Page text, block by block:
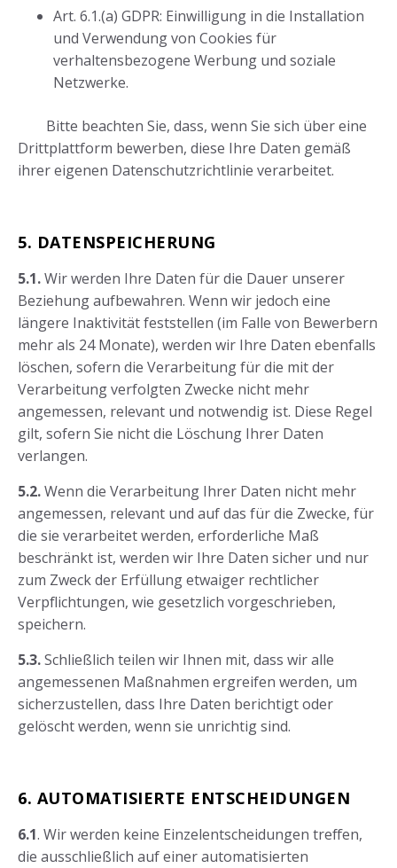
Art. 6.1.(a) GDPR: Einwilligung in die Installation
und Verwendung von Cookies für
verhaltensbezogene Werbung und soziale
Netzwerke.
Bitte beachten Sie, dass, wenn Sie sich über eine
Drittplattform bewerben, diese Ihre Daten gemäß
ihrer eigenen Datenschutzrichtlinie verarbeitet.
5. DATENSPEICHERUNG
5.1.Wir werden Ihre Daten für die Dauer unserer
Beziehung aufbewahren. Wenn wir jedoch eine
längere Inaktivität feststellen (im Falle von Bewerbern
mehr als 24 Monate), werden wir Ihre Daten ebenfalls
löschen, sofern die Verarbeitung für die mit der
Verarbeitung verfolgten Zwecke nicht mehr
angemessen, relevant und notwendig ist. Diese Regel
gilt, sofern Sie nicht die Löschung Ihrer Daten
verlangen.
5.2.Wenn die Verarbeitung Ihrer Daten nicht mehr
angemessen, relevant und auf das für die Zwecke, für
die sie verarbeitet werden, erforderliche Maß
beschränkt ist, werden wir Ihre Daten sicher und nur
zum Zweck der Erfüllung etwaiger rechtlicher
Verpflichtungen, wie gesetzlich vorgeschrieben,
speichern.
5.3.Schließlich teilen wir Ihnen mit, dass wir alle
angemessenen Maßnahmen ergreifen werden, um
sicherzustellen, dass Ihre Daten berichtigt oder
gelöscht werden, wenn sie unrichtig sind.
6. AUTOMATISIERTE ENTSCHEIDUNGEN
6.1. Wir werden keine Einzelentscheidungen treffen,
die ausschließlich auf einer automatisierten